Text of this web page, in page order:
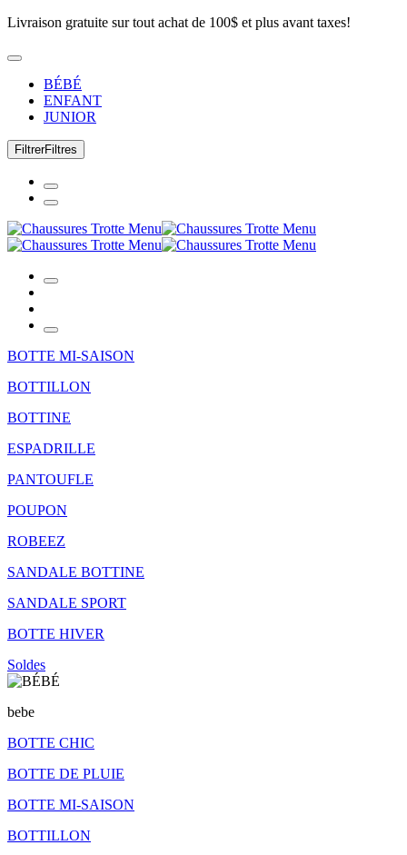
Livraison gratuite sur tout achat de 100$ et plus avant taxes!
BÉBÉ
ENFANT
JUNIOR
FiltrerFiltres
BOTTE MI-SAISON
BOTTILLON
BOTTINE
ESPADRILLE
PANTOUFLE
POUPON
ROBEEZ
SANDALE BOTTINE
SANDALE SPORT
BOTTE HIVER
Soldes
bebe
BOTTE CHIC
BOTTE DE PLUIE
BOTTE MI-SAISON
BOTTILLON